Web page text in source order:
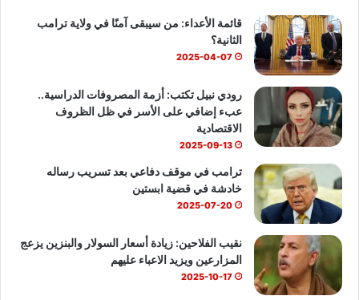
و
ك
T
u
e
ا
ب
قائمة الأعداء: من سيبقى آمنًا في ولاية ترامب
الثانية؟
2025-04-07
رودي نبيل تكتب: أزمة المصروفات الدراسية..
عبء إضافي على الأسر في ظل الظروف
الاقتصادية
2025-09-13
ترامب في موقف دفاعي بعد تسريب رساله
خادشة في قضية ابستين
2025-07-20
نقيب الفلاحين: زيادة أسعار السولار والبنزين يزعج
المزارعين ويزيد الاعباء عليهم
2025-10-17